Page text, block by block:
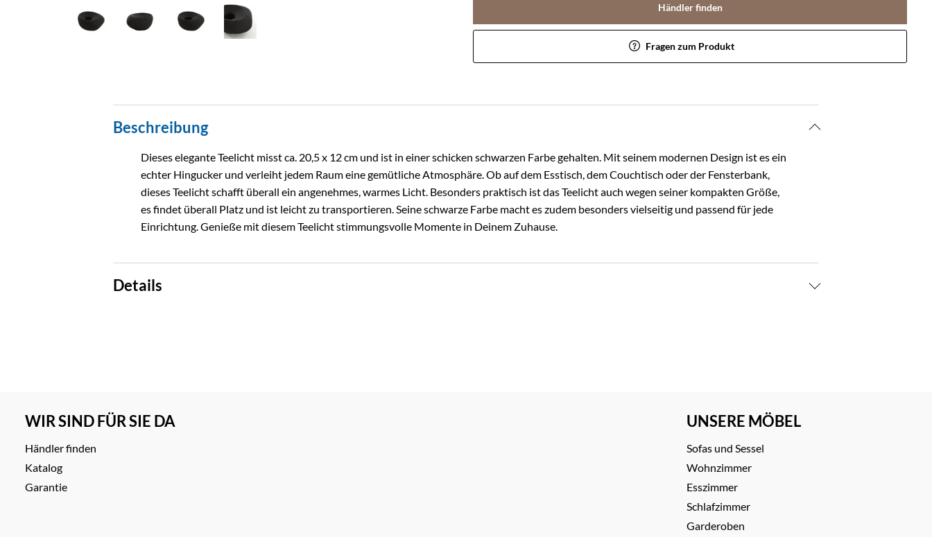
Händler finden
Fragen zum Produkt
Beschreibung
Dieses elegante Teelicht misst ca. 20,5 x 12 cm und ist in einer schicken schwarzen Farbe gehalten. Mit seinem modernen Design ist es ein
echter Hingucker und verleiht jedem Raum eine gemütliche Atmosphäre. Ob auf dem Esstisch, dem Couchtisch oder der Fensterbank,
dieses Teelicht schafft überall ein angenehmes, warmes Licht. Besonders praktisch ist das Teelicht auch wegen seiner kompakten Größe,
es findet überall Platz und ist leicht zu transportieren. Seine schwarze Farbe macht es zudem besonders vielseitig und passend für jede
Einrichtung. Genieße mit diesem Teelicht stimmungsvolle Momente in Deinem Zuhause.
Details
WIR SIND FÜR SIE DA
Händler finden
Katalog
Garantie
UNSERE MÖBEL
Sofas und Sessel
Wohnzimmer
Esszimmer
Schlafzimmer
Garderoben